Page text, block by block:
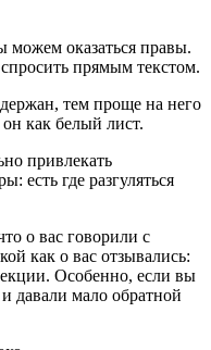
можем оказаться правы.
прямым текстом.
тем проще на него
как белый лист.
привлекать
есть где разгуляться
о вас говорили с
как о вас отзывались:
Особенно, если вы
давали мало обратной